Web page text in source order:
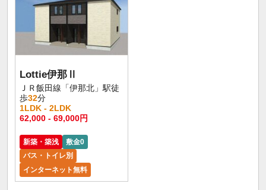
Lottie伊那Ⅱ
ＪＲ飯田線「伊那北」駅徒
歩32分
1LDK - 2LDK
62,000 - 69,000円
新築・築浅
敷金0
バス・トイレ別
インターネット無料